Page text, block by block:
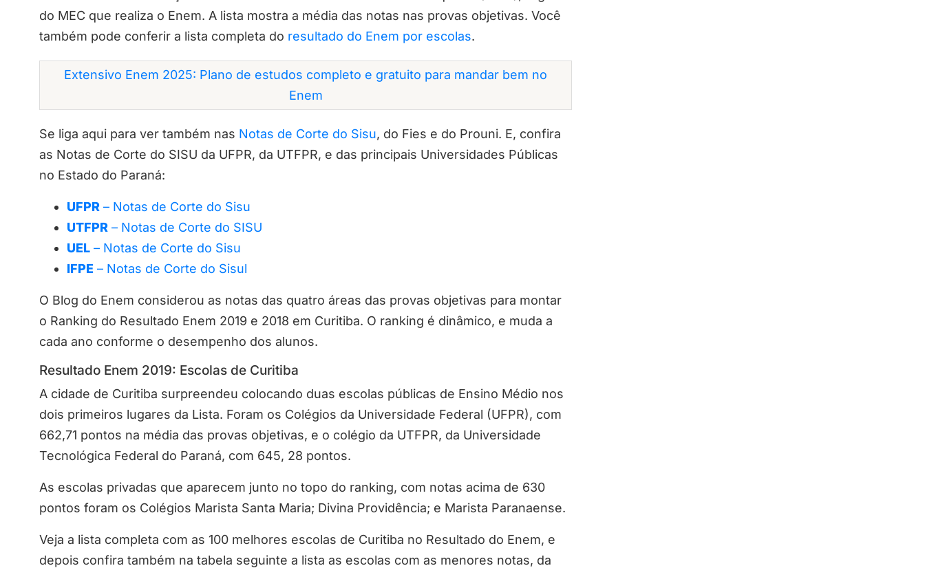
do MEC que realiza o Enem. A lista mostra a média das notas nas provas objetivas. Você
também pode conferir a lista completa do resultado do Enem por escolas.
Extensivo Enem 2025: Plano de estudos completo e gratuito para mandar bem no
Enem
Se liga aqui para ver também nas Notas de Corte do Sisu, do Fies e do Prouni. E, confira
as Notas de Corte do SISU da UFPR, da UTFPR, e das principais Universidades Públicas
no Estado do Paraná:
UFPR – Notas de Corte do Sisu
UTFPR – Notas de Corte do SISU
UEL – Notas de Corte do Sisu
IFPE – Notas de Corte do Sisul
O Blog do Enem considerou as notas das quatro áreas das provas objetivas para montar
o Ranking do Resultado Enem 2019 e 2018 em Curitiba. O ranking é dinâmico, e muda a
cada ano conforme o desempenho dos alunos.
Resultado Enem 2019: Escolas de Curitiba
A cidade de Curitiba surpreendeu colocando duas escolas públicas de Ensino Médio nos
dois primeiros lugares da Lista. Foram os Colégios da Universidade Federal (UFPR), com
662,71 pontos na média das provas objetivas, e o colégio da UTFPR, da Universidade
Tecnológica Federal do Paraná, com 645, 28 pontos.
As escolas privadas que aparecem junto no topo do ranking, com notas acima de 630
pontos foram os Colégios Marista Santa Maria; Divina Providência; e Marista Paranaense.
Veja a lista completa com as 100 melhores escolas de Curitiba no Resultado do Enem, e
depois confira também na tabela seguinte a lista as escolas com as menores notas, da